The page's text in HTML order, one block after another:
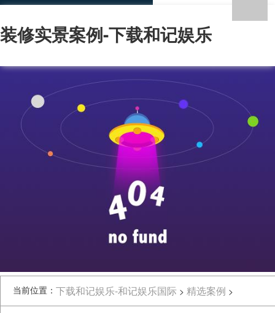
装修实景案例-下载和记娱乐
当前位置： 下载和记娱乐-和记娱乐国际 > 精选案例 >